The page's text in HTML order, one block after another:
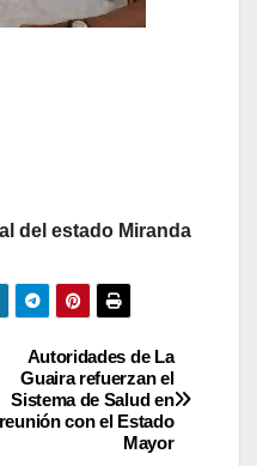
del estado Miranda
Autoridades de La
Guaira refuerzan el
Sistema de Salud en
reunión con el Estado
Mayor